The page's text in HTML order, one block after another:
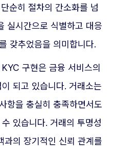
순히 절차의 간소화를 넘
실시간으로 식별하고 대응
갖추었음을 의미합니다.
구현은 금융 서비스의
되고 있습니다. 거래소는
항을 충실히 충족하면서도
있습니다. 거래의 투명성
과의 장기적인 신뢰 관계를